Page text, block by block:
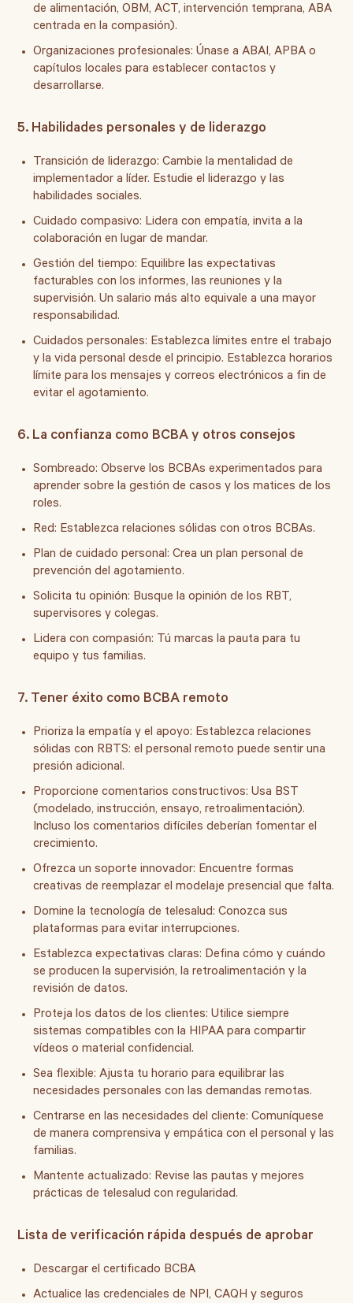
de alimentación, OBM, ACT, intervención temprana, ABA
centrada en la compasión).
Organizaciones profesionales: Únase a ABAI, APBA o
capítulos locales para establecer contactos y
desarrollarse.
5. Habilidades personales y de liderazgo
Transición de liderazgo: Cambie la mentalidad de
implementador a líder. Estudie el liderazgo y las
habilidades sociales.
Cuidado compasivo: Lidera con empatía, invita a la
colaboración en lugar de mandar.
Gestión del tiempo: Equilibre las expectativas
facturables con los informes, las reuniones y la
supervisión. Un salario más alto equivale a una mayor
responsabilidad.
Cuidados personales: Establezca límites entre el trabajo
y la vida personal desde el principio. Establezca horarios
límite para los mensajes y correos electrónicos a fin de
evitar el agotamiento.
6. La confianza como BCBA y otros consejos
Sombreado: Observe los BCBAs experimentados para
aprender sobre la gestión de casos y los matices de los
roles.
Red: Establezca relaciones sólidas con otros BCBAs.
Plan de cuidado personal: Crea un plan personal de
prevención del agotamiento.
Solicita tu opinión: Busque la opinión de los RBT,
supervisores y colegas.
Lidera con compasión: Tú marcas la pauta para tu
equipo y tus familias.
7. Tener éxito como BCBA remoto
Prioriza la empatía y el apoyo: Establezca relaciones
sólidas con RBTS: el personal remoto puede sentir una
presión adicional.
Proporcione comentarios constructivos: Usa BST
(modelado, instrucción, ensayo, retroalimentación).
Incluso los comentarios difíciles deberían fomentar el
crecimiento.
Ofrezca un soporte innovador: Encuentre formas
creativas de reemplazar el modelaje presencial que falta.
Domine la tecnología de telesalud: Conozca sus
plataformas para evitar interrupciones.
Establezca expectativas claras: Defina cómo y cuándo
se producen la supervisión, la retroalimentación y la
revisión de datos.
Proteja los datos de los clientes: Utilice siempre
sistemas compatibles con la HIPAA para compartir
vídeos o material confidencial.
Sea flexible: Ajusta tu horario para equilibrar las
necesidades personales con las demandas remotas.
Centrarse en las necesidades del cliente:Comuníquese
de manera comprensiva y empática con el personal y las
familias.
Mantente actualizado: Revise las pautas y mejores
prácticas de telesalud con regularidad.
Lista de verificación rápida después de aprobar
Descargar el certificado BCBA
Actualice las credenciales de NPI, CAQH y seguros